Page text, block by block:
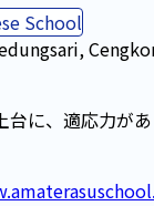
School
台に、適応力が